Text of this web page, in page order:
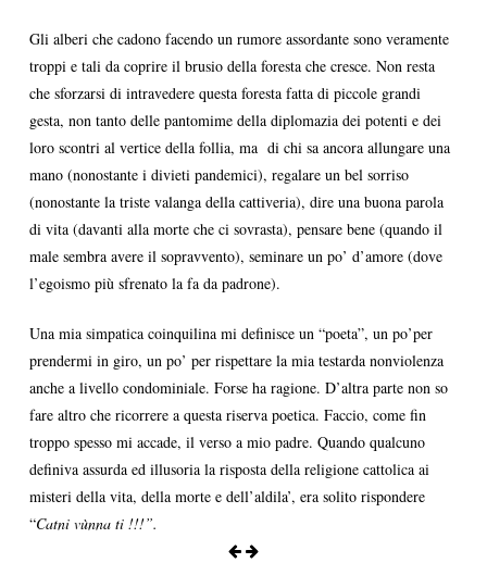
Gli alberi che cadono facendo un rumore assordante sono veramente
troppi e tali da coprire il brusio della foresta che cresce. Non resta
che sforzarsi di intravedere questa foresta fatta di piccole grandi
gesta, non tanto delle pantomime della diplomazia dei potenti e dei
loro scontri al vertice della follia, ma di chi sa ancora allungare una
mano (nonostante i divieti pandemici), regalare un bel sorriso
(nonostante la triste valanga della cattiveria), dire una buona parola
di vita (davanti alla morte che ci sovrasta), pensare bene (quando il
male sembra avere il sopravvento), seminare un po’ d’amore (dove
l’egoismo più sfrenato la fa da padrone).
Una mia simpatica coinquilina mi definisce un “poeta”, un po’per
prendermi in giro, un po’ per rispettare la mia testarda nonviolenza
anche a livello condominiale. Forse ha ragione. D’altra parte non so
fare altro che ricorrere a questa riserva poetica. Faccio, come fin
troppo spesso mi accade, il verso a mio padre. Quando qualcuno
definiva assurda ed illusoria la risposta della religione cattolica ai
misteri della vita, della morte e dell’aldila’, era solito rispondere
“Catni vùnna ti !!!”.